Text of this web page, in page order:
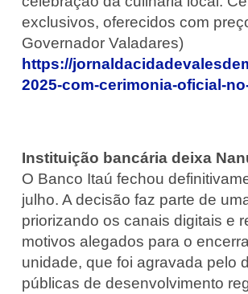
exclusivos, oferecidos com
Governador Valadares)
https://
2025-com-cerimonia-oficial-
Instituição bancária deixa
O Banco Itaú fechou
julho. A decisão faz parte de
priorizando os canais digitais e
motivos alegados para o
unidade, que foi agravada pelo
públicas de desenvolvimento